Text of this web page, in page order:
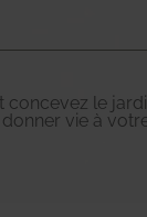
concevez le
vie à